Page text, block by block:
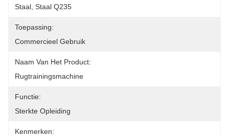
Staal, Staal Q235
Toepassing:
Commercieel Gebruik
Naam Van Het Product:
Rugtrainingsmachine
Functie:
Sterkte Opleiding
Kenmerken: